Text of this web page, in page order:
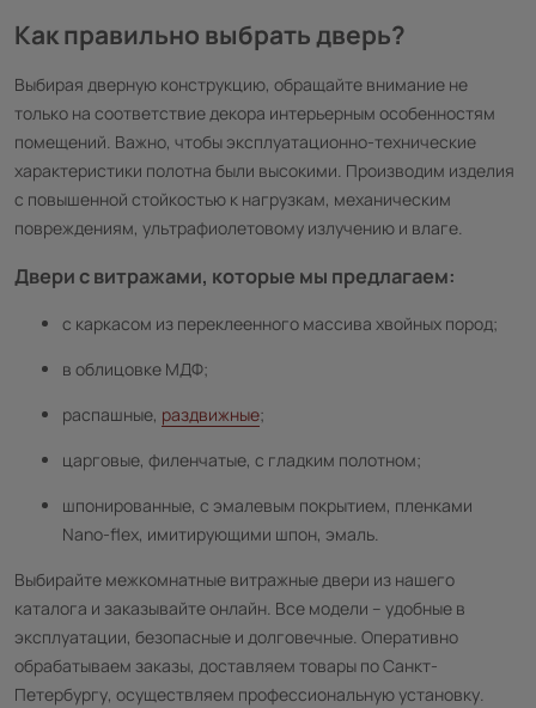
Как правильно выбрать дверь?
Выбирая дверную конструкцию, обращайте внимание не
только на соответствие декора интерьерным особенностям
помещений. Важно, чтобы эксплуатационно-технические
характеристики полотна были высокими. Производим изделия
с повышенной стойкостью к нагрузкам, механическим
повреждениям, ультрафиолетовому излучению и влаге.
Двери с витражами, которые мы предлагаем:
с каркасом из переклеенного массива хвойных пород;
в облицовке МДФ;
распашные, раздвижные;
царговые, филенчатые, с гладким полотном;
шпонированные, с эмалевым покрытием, пленками
Nano-flex, имитирующими шпон, эмаль.
Выбирайте межкомнатные витражные двери из нашего
каталога и заказывайте онлайн. Все модели – удобные в
эксплуатации, безопасные и долговечные. Оперативно
обрабатываем заказы, доставляем товары по Санкт-
Петербургу, осуществляем профессиональную установку.